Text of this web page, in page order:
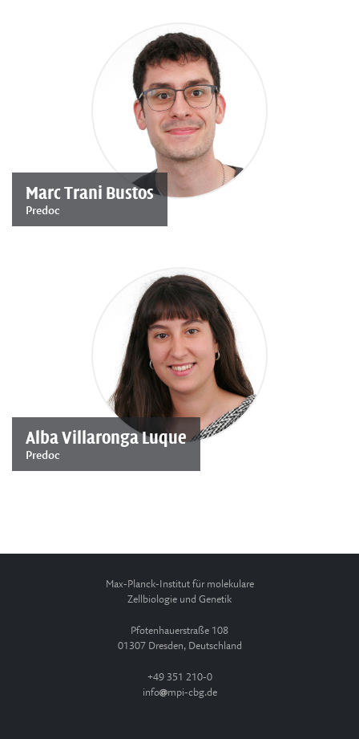
Marc Trani Bustos
Predoc
Alba Villaronga Luque
Predoc
Max-Planck-Institut für molekulare
Zellbiologie und Genetik
Pfotenhauerstraße 108
01307 Dresden, Deutschland
+49 351 210-0
info
mpi-cbg.de